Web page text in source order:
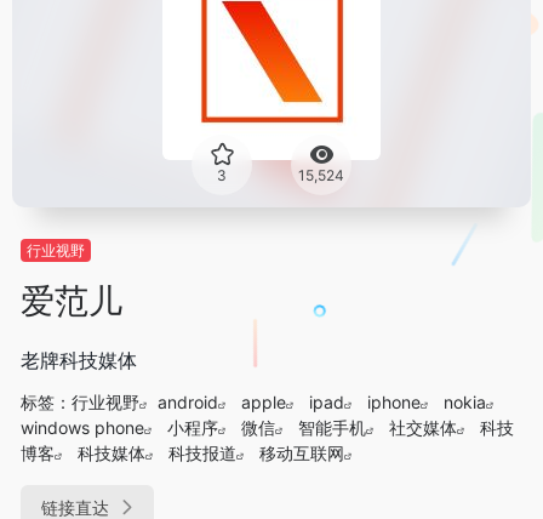
3 15,524
行业视野
爱范儿
老牌科技媒体
标签： 行业视野 android apple ipad iphone
nokia
windows phone
小程序 微信 智能手机 社交媒体
科技
博客
科技媒体 科技报道 移动互联网
链接直达